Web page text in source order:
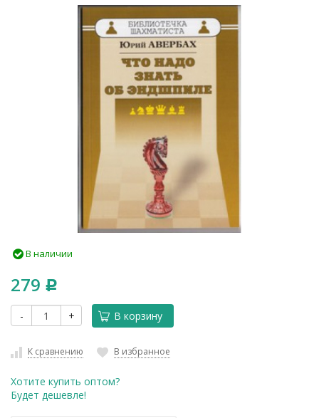
В наличии
279 Р
- + В корзину
К сравнению В избранное
Хотите купить оптом?
Будет дешевле!